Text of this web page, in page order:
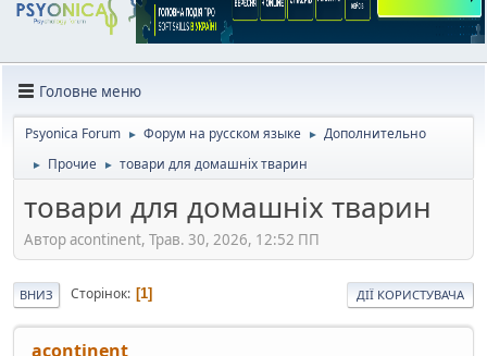
Головне меню
Psyonica Forum ► Форум на русском языке ► Дополнительно
► Прочие ► товари для домашніх тварин
товари для домашніх тварин
Автор acontinent, Трав. 30, 2026, 12:52 ПП
ВНИЗ Сторінок 1 ДІЇ КОРИСТУВАЧА
acontinent